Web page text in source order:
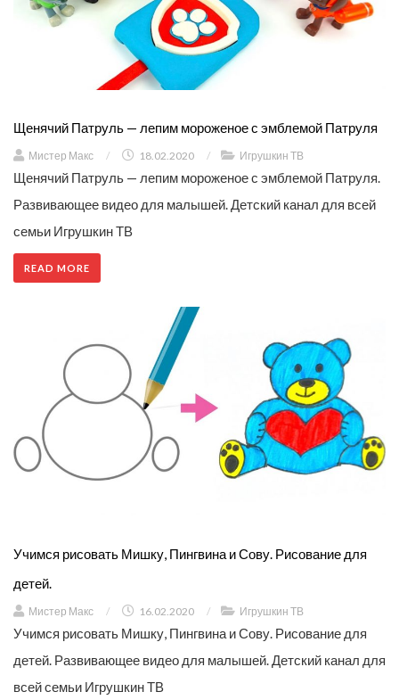
Щенячий Патруль — лепим мороженое с эмблемой Патруля
Мистер Макс / 18.02.2020 / Игрушкин ТВ
Щенячий Патруль — лепим мороженое с эмблемой Патруля.
Развивающее видео для малышей. Детский канал для всей
семьи Игрушкин ТВ
READ MORE
Учимся рисовать Мишку, Пингвина и Сову. Рисование для
детей.
Мистер Макс / 16.02.2020 / Игрушкин ТВ
Учимся рисовать Мишку, Пингвина и Сову. Рисование для
детей. Развивающее видео для малышей. Детский канал для
всей семьи Игрушкин ТВ